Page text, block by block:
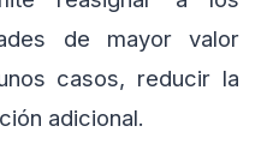
de mayor valor
casos, reducir la
adicional.